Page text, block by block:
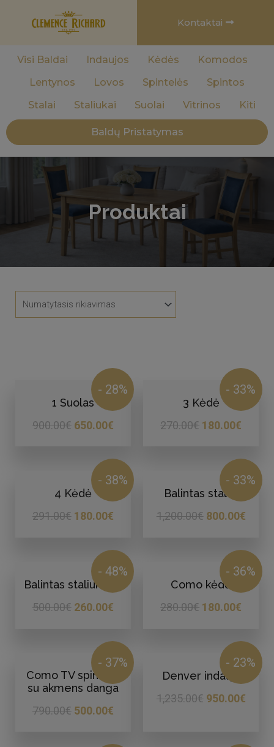
Kontaktai
Visi Baldai Indaujos Kėdės
Komodos
Lentynos
Lovos Spintelės
Spintos
Stalai
Staliukai Suolai Vitrinos Kiti
Baldų Pristatymas
Produktai
- 28%
1 Suolas
900.00€ 650.00€
- 33%
3 Kėdė
270.00€ 180.00€
- 38%
4 Kėdė
291.00€ 180.00€
- 33%
Balintas stalas
1,200.00€ 800.00€
- 48%
Balintas staliukas 4
500.00€ 260.00€
- 36%
Como kėdė
280.00€ 180.00€
- 37%
Como TV spintelė
su akmens danga
790.00€ 500.00€
- 23%
Denver indauja
1,235.00€ 950.00€